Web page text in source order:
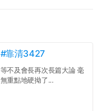
#靠清3427
等不及會長再次長篇大論 毫
無重點地硬拗了...